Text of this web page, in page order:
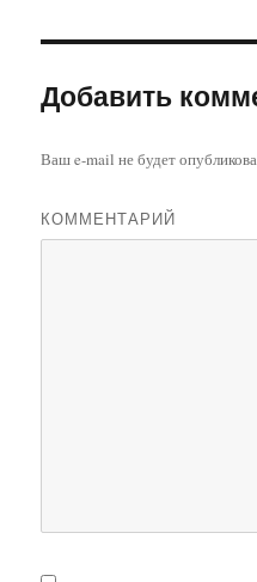
Добавить
Ваш e-mail не будет
КОММЕНТАРИЙ